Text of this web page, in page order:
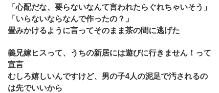
「心配だな、要らないなんて言われたらぐれちゃいそう」
「いらないならなんで作ったの？」
畳みかけるように言ってそのまま茶の間に逃げた
義兄嫁ヒスって、うちの新居には遊びに行きません！って
宣言
むしろ嬉しいんですけど、男の子4人の泥足で汚されるの
は先でいいから